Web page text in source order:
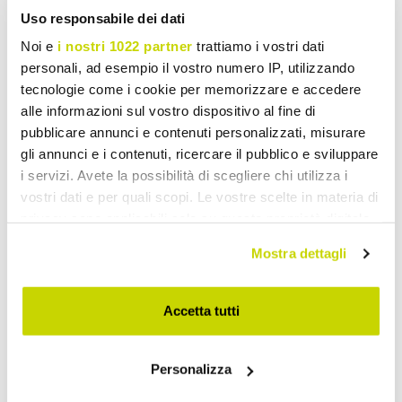
Uso responsabile dei dati
Noi e i nostri 1022 partner trattiamo i vostri dati
personali, ad esempio il vostro numero IP, utilizzando
tecnologie come i cookie per memorizzare e accedere
alle informazioni sul vostro dispositivo al fine di
pubblicare annunci e contenuti personalizzati, misurare
gli annunci e i contenuti, ricercare il pubblico e sviluppare
i servizi. Avete la possibilità di scegliere chi utilizza i
vostri dati e per quali scopi. Le vostre scelte in materia di
modificare o revocare il proprio consenso in qualsiasi
momento dalla Dichiarazione sui cookie o facendo clic
sull'icona di attivazione della privacy.
raccogliere informazioni sulla tua posizione
Mostra dettagli
Accetta tutti
Personalizza
Oferta por tempo limitado.
Não perca!